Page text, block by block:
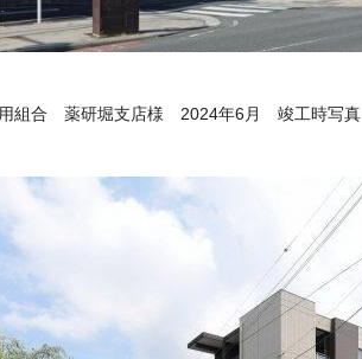
用組合 薬研堀支店様 2024年6月 竣工時写真